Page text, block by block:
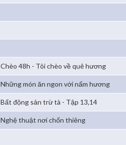
Chèo 48h - Tôi chèo về quê hương
Những món ăn ngon với nấm hương
Bất động sản trừ tà - Tập 13,14
Nghệ thuật nơi chốn thiêng